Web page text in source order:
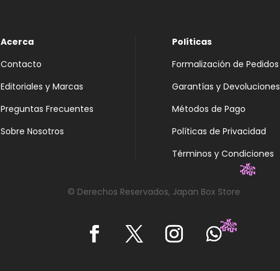
Acerca
Contacto
Editoriales y Marcas
Preguntas Frecuentes
Sobre Nosotros
Políticas
Formalización de Pedidos
Garantías y Devoluciones
Métodos de Pago
Políticas de Privacidad
Términos y Condiciones
© Derechos Reservados, Japan Box Store